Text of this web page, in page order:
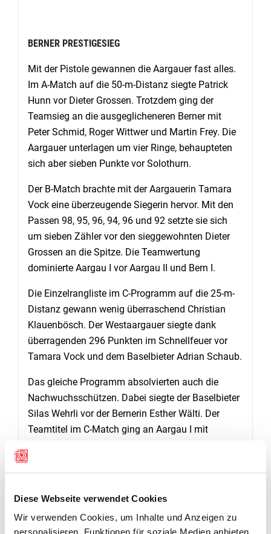
Diese Webseite verwendet Cookies
Wir verwenden Cookies, um Inhalte und Anzeigen zu
personalisieren, Funktionen für soziale Medien anbieten
BERNER PRESTIGESIEG
Mit der Pistole gewannen die Aargauer fast alles.
Im A-Match auf die 50-m-Distanz siegte Patrick
Hunn vor Dieter Grossen. Trotzdem ging der
Teamsieg an die ausgeglicheneren Berner mit
Peter Schmid, Roger Wittwer und Martin Frey. Die
Aargauer unterlagen um vier Ringe, behaupteten
sich aber sieben Punkte vor Solothurn.
Der B-Match brachte mit der Aargauerin Tamara
Vock eine überzeugende Siegerin hervor. Mit den
Passen 98, 95, 96, 94, 96 und 92 setzte sie sich
um sieben Zähler vor den sieggewohnten Dieter
Grossen an die Spitze. Die Teamwertung
dominierte Aargau I vor Aargau II und Bern I.
Die Einzelrangliste im C-Programm auf die 25-m-
Distanz gewann wenig überraschend Christian
Klauenbösch. Der Westaargauer siegte dank
überragenden 296 Punkten im Schnellfeuer vor
Tamara Vock und dem Baselbieter Adrian Schaub.
Das gleiche Programm absolvierten auch die
Nachwuchsschützen. Dabei siegte der Baselbieter
Silas Wehrli vor der Bernerin Esther Wälti. Der
Teamtitel im C-Match ging an Aargau I mit
Kym.(Wolfgang Rytz)
NORDWESTSCHWEIZER STÄNDEMATCH IN THUN